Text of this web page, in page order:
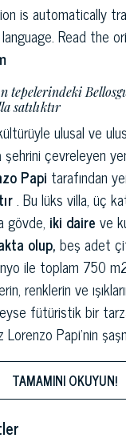
is automatically
Read the
tepelerindeki
satılıktır
ulusal ve
şehrini çevreleyen
Papi tarafından
. Bu lüks villa, üç
gövde, iki daire ve
olup, beş adet
ile toplam 750
renklerin ve
fütüristik bir
Lorenzo Papi'nin
çevreleyen,
ve çiçeklerle
tam mahremiyetle
için ideal bir
TAMAMINI OKUYUN!